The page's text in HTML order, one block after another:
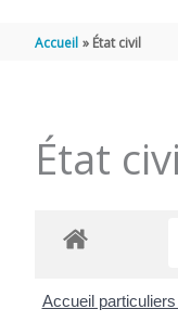
Accueil État civil
État
Accueil particuliers